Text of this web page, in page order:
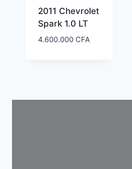
2011 Chevrolet
Spark 1.0 LT
4.600.000 CFA